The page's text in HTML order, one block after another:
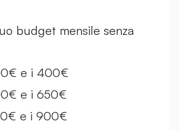
budget mensile senza
e i 400€
e i 650€
e i 900€